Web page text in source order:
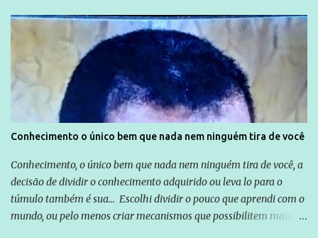
Globo manteve com o Grupo Odebrecht, citada na delação de
Emílio Odebrecht. Lula sempre atuou para promover o Brasil no
exterior, e não para promover determinadas empresas ou
empresários" Assina a nota o advogado Cristiano Zanin Martins
Conhecimento o único bem que nada nem ninguém tira de você
Conhecimento, o único bem que nada nem ninguém tira de você, a
decisão de dividir o conhecimento adquirido ou leva lo para o
túmulo também é sua... Escolhi dividir o pouco que aprendi com o
mundo, ou pelo menos criar mecanismos que possibilitem mais e